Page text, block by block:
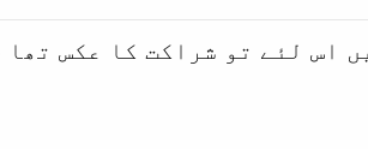
اس لئے تو شراکت کا عکس